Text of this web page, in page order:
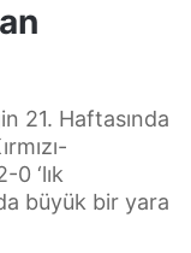
21. Haftasında
0 ‘lık
büyük bir yara